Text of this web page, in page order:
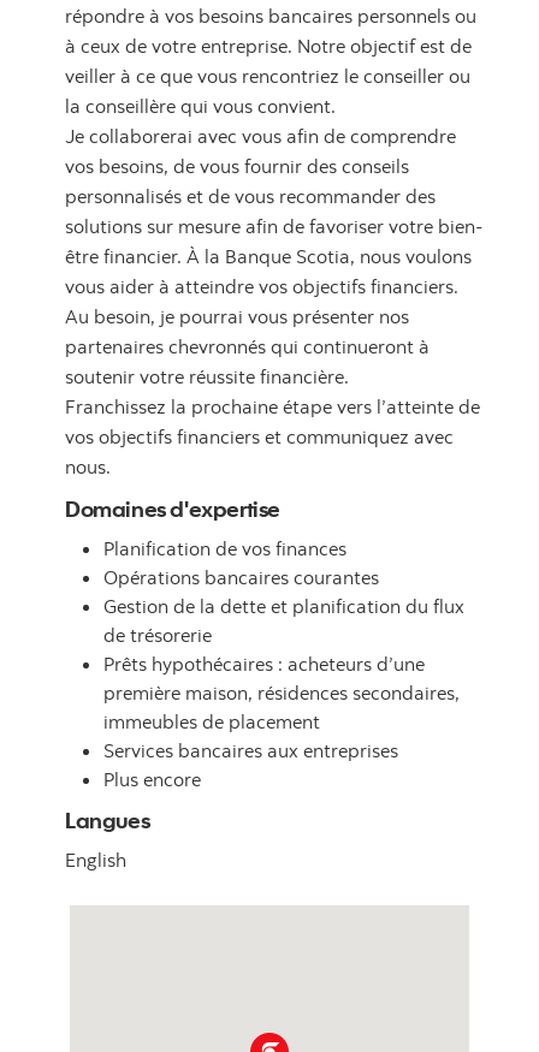
répondre à vos besoins bancaires personnels ou
à ceux de votre entreprise. Notre objectif est de
veiller à ce que vous rencontriez le conseiller ou
la conseillère qui vous convient.
Je collaborerai avec vous afin de comprendre
vos besoins, de vous fournir des conseils
personnalisés et de vous recommander des
solutions sur mesure afin de favoriser votre bien-
être financier. À la Banque Scotia, nous voulons
vous aider à atteindre vos objectifs financiers.
Au besoin, je pourrai vous présenter nos
partenaires chevronnés qui continueront à
soutenir votre réussite financière.
Franchissez la prochaine étape vers l’atteinte de
vos objectifs financiers et communiquez avec
nous.
Domaines d'expertise
Planification de vos finances
Opérations bancaires courantes
Gestion de la dette et planification du flux
de trésorerie
Prêts hypothécaires : acheteurs d’une
première maison, résidences secondaires,
immeubles de placement
Services bancaires aux entreprises
Plus encore
Langues
English